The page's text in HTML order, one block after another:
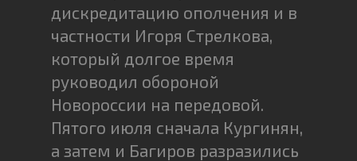
дискредитацию ополчения и в
частности Игоря Стрелкова,
который долгое время
руководил обороной
Новороссии на передовой.
Пятого июля сначала Кургинян,
а затем и Багиров разразились